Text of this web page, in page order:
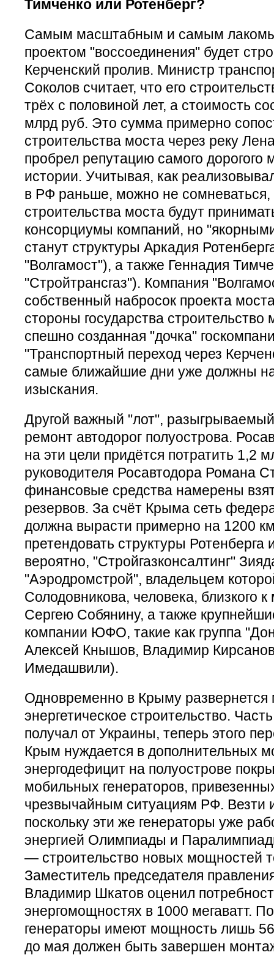
Тимченко или Ротенберг?
Самым масштабным и самым
проектом "воссоединения" будет
Керченский пролив. Министр
Соколов считает, что его
трёх с половиной лет, а стоимость
млрд руб. Это сумма примерно
строительства моста через реку
пробрел репутацию самого дорогого
истории. Учитывая, как
в РФ раньше, можно не сомневаться,
строительства моста будут
консорциумы компаний, но
станут структуры Аркадия
"Волгамост"), а также Геннадия
"Стройтрансгаз"). Компания
собственный набросок проекта
стороны государства строительство
спешно созданная "дочка"
"Транспортный переход через
самые ближайшие дни уже должны
изыскания.
Другой важный "лот",
ремонт автодорог полуострова.
на эти цели придётся потратить 1,2
руководителя Росавтодора Романа
финансовые средства намерены
резервов. За счёт Крыма сеть
должна вырасти примерно на 1200
претендовать структуры Ротенберга
вероятно, "Стройгазконсалтинг"
"Аэродромстрой", владельцем
Солодовникова, человека, близкого
Сергею Собянину, а также
компании ЮФО, такие как группа
Алексей Кнышов, Владимир
Имедашвили).
Одновременно в Крыму
энергетическое строительство.
получал от Украины, теперь этого
Крым нуждается в дополнительных
энергодефицит на полуострове
мобильных генераторов,
чрезвычайным ситуациям РФ. Везти
поскольку эти же генераторы уже
энергией Олимпиады и
— строительство новых мощностей
Заместитель председателя
Владимир Шкатов оценил
энергомощностях в 1000 мегаватт.
генераторы имеют мощность лишь 56
до мая должен быть завершен